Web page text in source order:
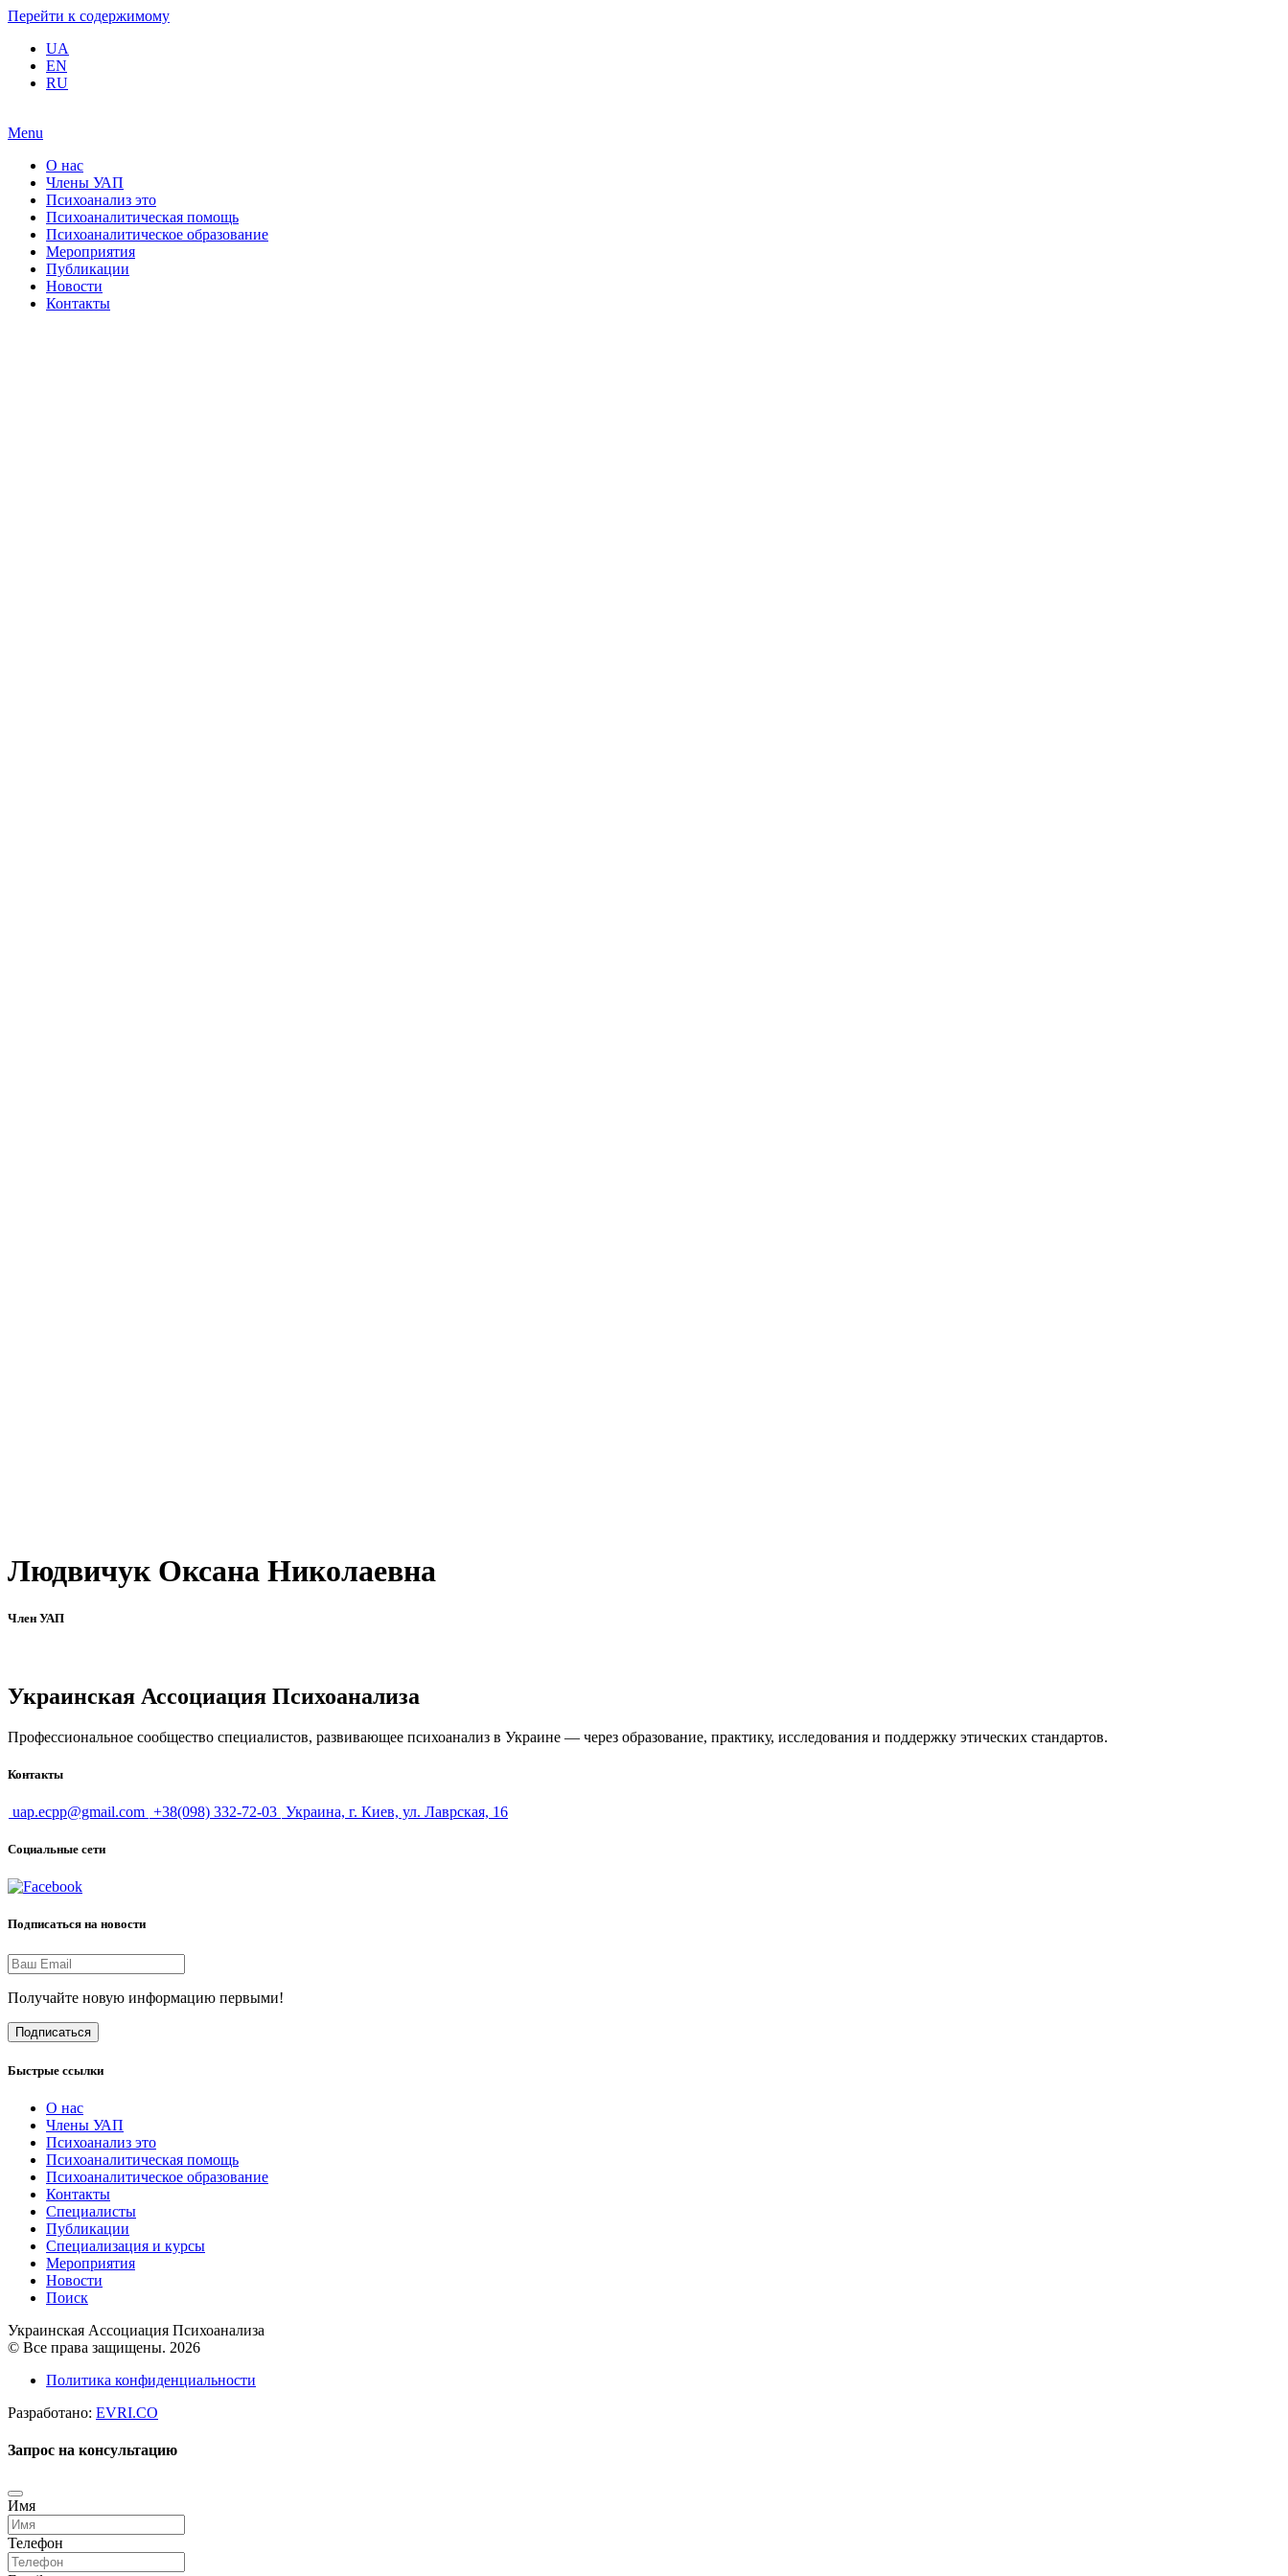
Перейти к содержимому
UA
EN
RU
Menu
О нас
Члены УАП
Психоанализ это
Психоаналитическая помощь
Психоаналитическое образование
Мероприятия
Публикации
Новости
Контакты
Людвичук Оксана Николаевна
Член УАП
Украинская Ассоциация Психоанализа
Профессиональное сообщество специалистов, развивающее психоанализ в Украине — через образование, практику, исследования и поддержку этических стандартов.
Контакты
uap.ecpp@gmail.com +38(098) 332-72-03 Украина, г. Киев, ул. Лаврская, 16
Социальные сети
Подписаться на новости
Получайте новую информацию первыми!
Подписаться
Быстрые ссылки
О нас
Члены УАП
Психоанализ это
Психоаналитическая помощь
Психоаналитическое образование
Контакты
Специалисты
Публикации
Специализация и курсы
Мероприятия
Новости
Поиск
Украинская Ассоциация Психоанализа
© Все права защищены. 2026
Политика конфиденциальности
Разработано: EVRI.CO
Запрос на консультацию
Имя
Телефон